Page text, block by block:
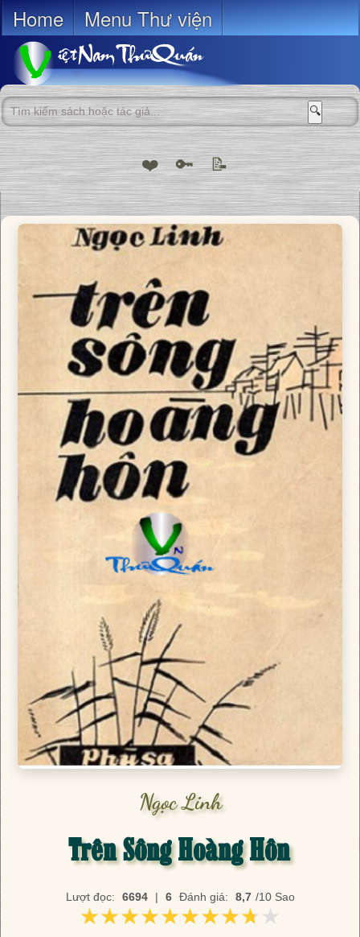
Home Menu Thư viện
🔍
❤️ 🔑 📝
Ngọc Linh
Trên Sông Hoàng Hôn
Lượt đọc: 6694 | 6 Đánh giá: 8,7 /10 Sao
★★★★★★★★★★
★★★★★★★★★★